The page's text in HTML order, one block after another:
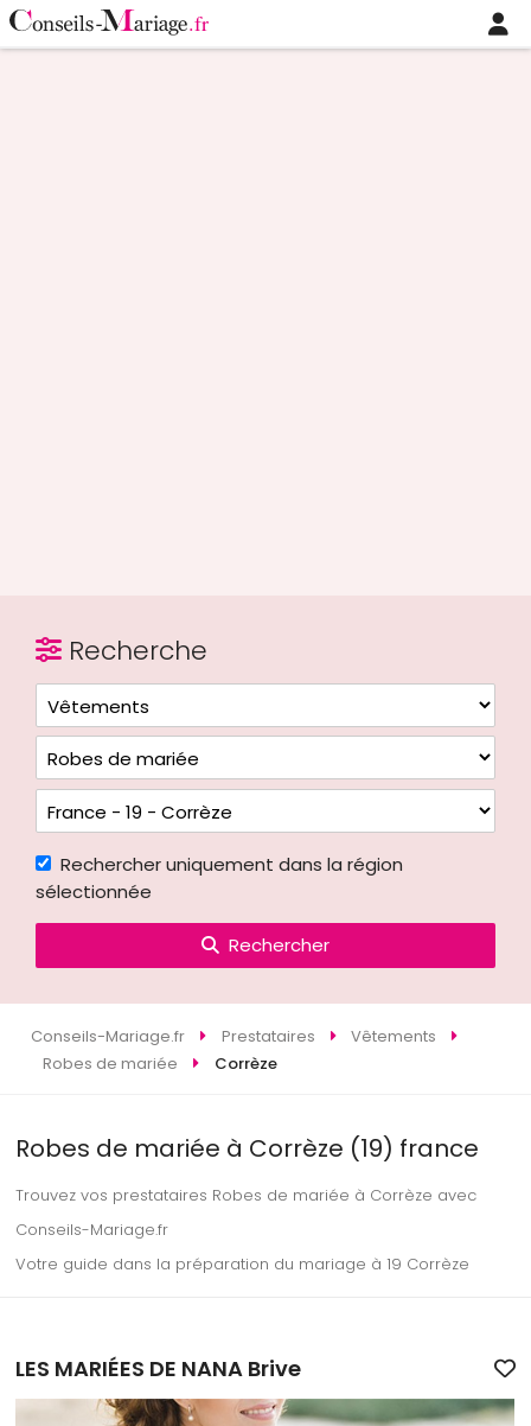
Recherche
Rechercher uniquement dans la région
sélectionnée
Rechercher
Conseils-Mariage.fr Prestataires
Vêtements
Robes de mariée
Corrèze
Robes de mariée à Corrèze (19) france
Trouvez vos prestataires Robes de mariée à Corrèze avec
Conseils-Mariage.fr
Votre guide dans la préparation du mariage à 19 Corrèze
LES MARIÉES DE NANA Brive